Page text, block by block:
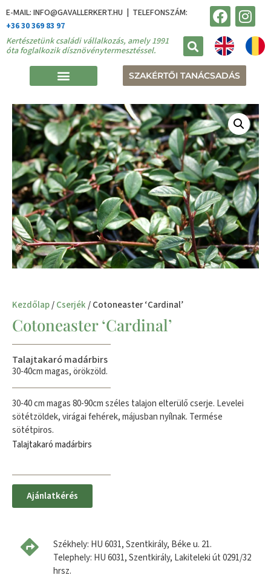
E-MAIL: INFO@GAVALLERKERT.HU | TELEFONSZÁM:
+36 30 369 83 97
Kertészetünk családi vállalkozás, amely 1991
óta foglalkozik dísznövénytermesztéssel.
SZAKÉRTŐI TANÁCSADÁS
Kezdőlap/Cserjék/ Cotoneaster ‘Cardinal’
Cotoneaster ‘Cardinal’
Talajtakaró madárbirs
30-40cm magas, örökzöld.
30-40 cm magas 80-90cm széles talajon elterülő cserje. Levelei
sötétzöldek, virágai fehérek, májusban nyílnak. Termése
sötétpiros.
Talajtakaró madárbirs
Ajánlatkérés
Székhely: HU 6031, Szentkirály, Béke u. 21.
Telephely: HU 6031, Szentkirály, Lakiteleki út 0291/32
hrsz.